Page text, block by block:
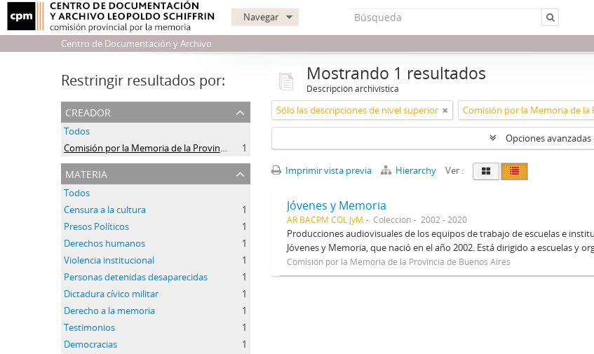
Navegar
Centro de Documentación y Archivo
Restringir resultados por:
creador
Todos
Comisión por la Memoria de la Provincia de Buenos Aires
1
materia
Todos
Censura a la cultura
1
Presos Políticos
1
Derechos humanos
1
Violencia institucional
1
Personas detenidas desaparecidas
1
Dictadura cívico militar
1
Derecho a la memoria
1
Testimonios
1
Democracias
1
Mostrando 1 resultados
Descripción archivística
Sólo las descripciones de nivel superior
Opciones
Imprimir vista previa Hierarchy Ver :
Jóvenes y Memoria
AR BACPM COL JyM Colección 2002 - 2020
Producciones audiovisuales de los equipos de trabajo de escuelas e
Jóvenes y Memoria, que nació en el año 2002. Está dirigido a escuelas y
Comisión por la Memoria de la Provincia de Buenos Aires